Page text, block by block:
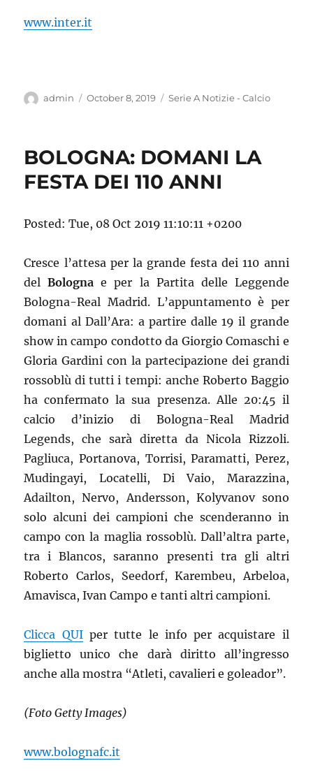
www.inter.it
Author
admin
Posted
October 8, 2019 Categories
Serie A Notizie - Calcio
BOLOGNA: DOMANI LA
FESTA DEI 110 ANNI
Posted: Tue, 08 Oct 2019 11:10:11 +0200
Cresce l’attesa per la grande festa dei 110 anni
delBolognae per la Partita delle Leggende
Bologna-Real Madrid. L’appuntamento è per
domani al Dall’Ara: a partire dalle 19 il grande
show in campo condotto da Giorgio Comaschi e
Gloria Gardini con la partecipazione dei grandi
rossoblù di tutti i tempi: anche Roberto Baggio
ha confermato la sua presenza. Alle 20:45 il
calcio d’inizio di Bologna-Real Madrid
Legends, che sarà diretta da Nicola Rizzoli.
Pagliuca, Portanova, Torrisi, Paramatti, Perez,
Mudingayi, Locatelli, Di Vaio, Marazzina,
Adailton, Nervo, Andersson, Kolyvanov sono
solo alcuni dei campioni che scenderanno in
campo con la maglia rossoblù. Dall’altra parte,
tra i Blancos, saranno presenti tra gli altri
Roberto Carlos, Seedorf, Karembeu, Arbeloa,
Amavisca, Ivan Campo e tanti altri campioni.
Clicca QUIper tutte le info per acquistare il
biglietto unico che darà diritto all’ingresso
anche alla mostra “Atleti, cavalieri e goleador”.
(Foto Getty Images)
www.bolognafc.it